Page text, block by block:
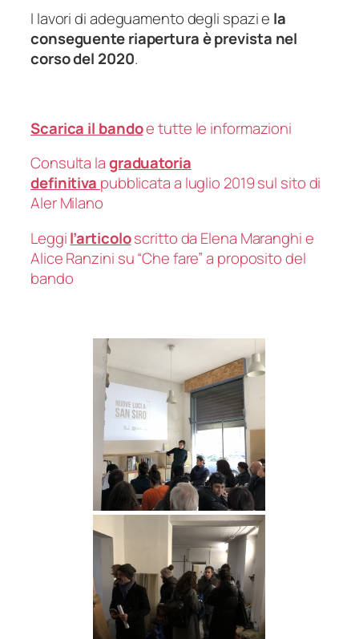
I lavori di adeguamento degli spazi e la
conseguente riapertura è prevista nel
corso del 2020.
Scarica il bandoe tutte le informazioni
Consulta lagraduatoria
definitiva pubblicata a luglio 2019 sul sito di
Aler Milano
Leggil’articoloscritto da Elena Maranghi e
Alice Ranzini su “Che fare” a proposito del
bando